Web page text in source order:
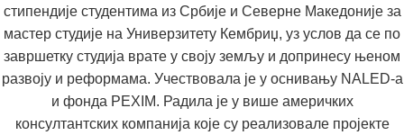
стипендије студентима из Србије и Северне Македоније за
мастер студије на Универзитету Кембриџ, уз услов да се по
завршетку студија врате у своју земљу и допринесу њеном
развоју и реформама. Учествовала је у оснивању NALED-а
и фонда PEXIM. Радила је у више америчких
консултантских компанија које су реализовале пројекте